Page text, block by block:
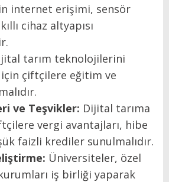
internet erişimi, sensör
cihaz altyapısı
tarım teknolojilerini
çiftçilere eğitim ve
ve Teşvikler: Dijital tarıma
vergi avantajları, hibe
faizli krediler sunulmalıdır.
Üniversiteler, özel
iş birliği yaparak